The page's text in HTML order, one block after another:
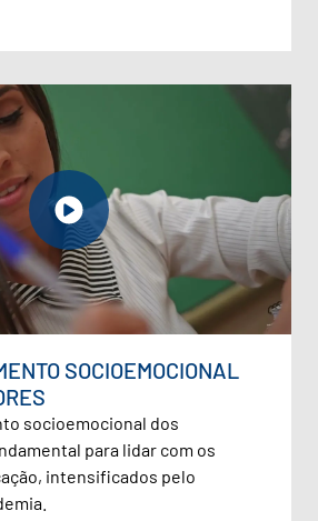
SOCIOEMOCIONAL
socioemocional dos
para lidar com os
intensificados pelo